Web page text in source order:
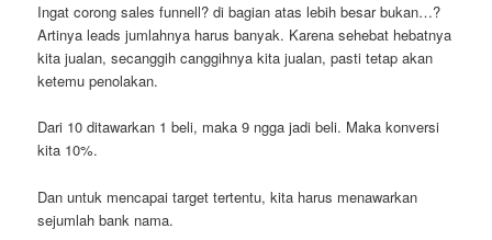
Ingat corong sales funnell? di bagian atas lebih besar bukan…?
Artinya leads jumlahnya harus banyak. Karena sehebat hebatnya
kita jualan, secanggih canggihnya kita jualan, pasti tetap akan
ketemu penolakan.
Dari 10 ditawarkan 1 beli, maka 9 ngga jadi beli. Maka konversi
kita 10%.
Dan untuk mencapai target tertentu, kita harus menawarkan
sejumlah bank nama.